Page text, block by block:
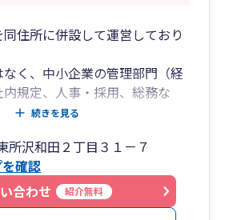
住所に併設して運営しており
く、中小企業の管理部門（経
規定、人事・採用、総務な
事務所です。
ージをご参照ください。
続きを見る
所沢和田２丁目３１－７
確認
合わせ
紹介無料